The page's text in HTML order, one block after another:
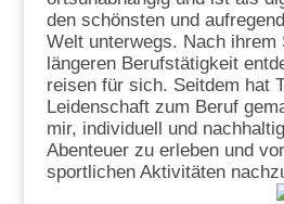
den schönsten und
Welt unterwegs. Nach ihrem
längeren Berufstätigkeit
reisen für sich. Seitdem hat
Leidenschaft zum Beruf
mir, individuell und
Abenteuer zu erleben und
sportlichen Aktivitäten